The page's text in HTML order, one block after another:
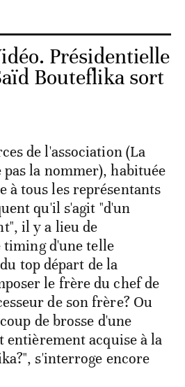
Présidentielle
Bouteflika sort
de l'association (La
pas la nommer), habituée
à tous les représentants
qu'il s'agit "d'un
il y a lieu de
d'une telle
top départ de la
le frère du chef de
de son frère? Ou
de brosse d'une
entièrement acquise à la
s'interroge encore